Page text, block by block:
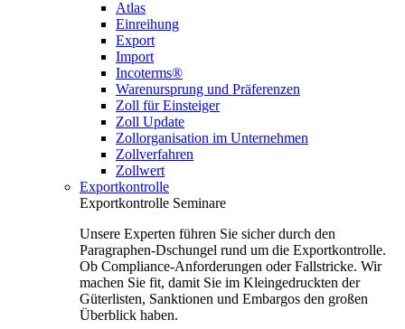
Atlas
Einreihung
Export
Import
Incoterms®
Warenursprung und Präferenzen
Zoll für Einsteiger
Zoll Update
Zollorganisation im Unternehmen
Zollverfahren
Zollwert
Exportkontrolle
Exportkontrolle Seminare
Unsere Experten führen Sie sicher durch den
Paragraphen-Dschungel rund um die Exportkontrolle.
Ob Compliance-Anforderungen oder Fallstricke. Wir
machen Sie fit, damit Sie im Kleingedruckten der
Güterlisten, Sanktionen und Embargos den großen
Überblick haben.